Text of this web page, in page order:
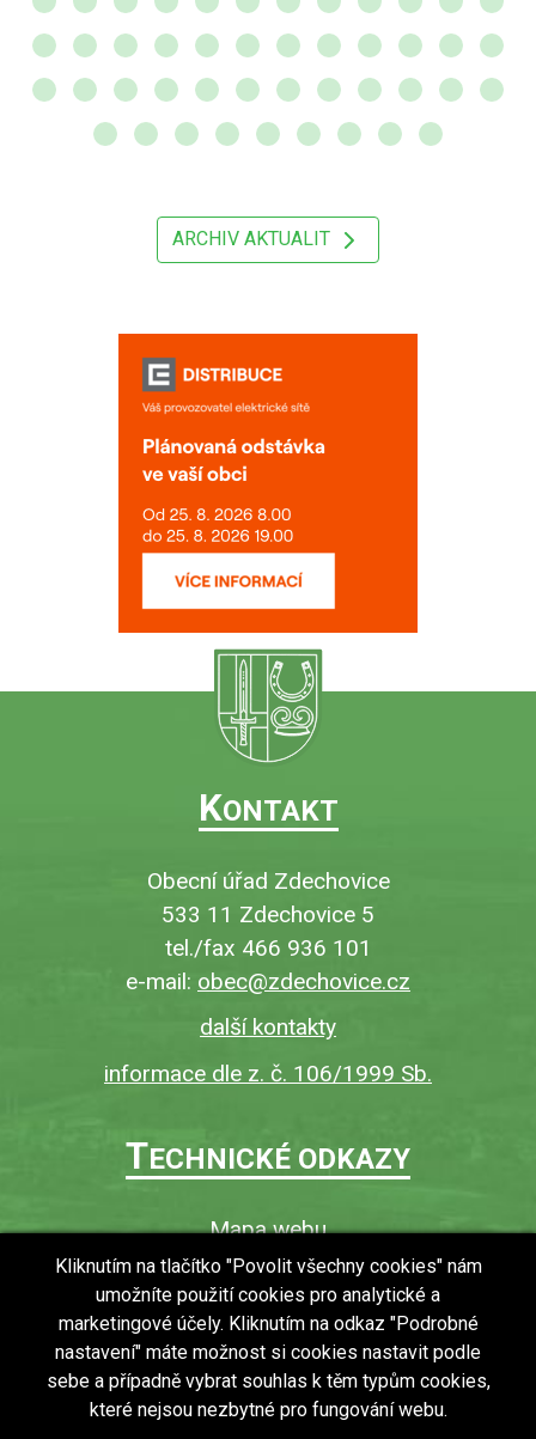
ARCHIV AKTUALIT
KONTAKT
Obecní úřad Zdechovice
533 11 Zdechovice 5
tel./fax 466 936 101
e-mail: obec@zdechovice.cz
další kontakty
informace dle z. č. 106/1999 Sb.
TECHNICKÉ ODKAZY
Mapa webu
O webu
Povinně zveřejňované informace
Ochrana osobních údajů (GDPR)
Vyhledávání
RSS
Kliknutím na tlačítko "Povolit všechny cookies" nám
umožníte použití cookies pro analytické a
marketingové účely. Kliknutím na odkaz "Podrobné
nastavení" máte možnost si cookies nastavit podle
sebe a případně vybrat souhlas k těm typům cookies,
které nejsou nezbytné pro fungování webu.